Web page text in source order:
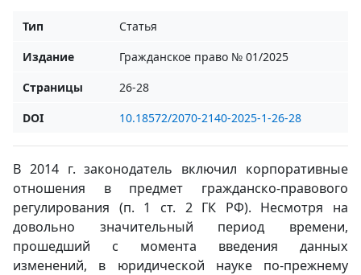
Тип
Статья
Издание
Гражданское право № 01/2025
Страницы
26-28
DOI
10.18572/2070-2140-2025-1-26-28
В 2014 г. законодатель включил корпоративные
отношения в предмет гражданско-правового
регулирования (п. 1 ст. 2 ГК РФ). Несмотря на
довольно значительный период времени,
прошедший с момента введения данных
изменений, в юридической науке по-прежнему